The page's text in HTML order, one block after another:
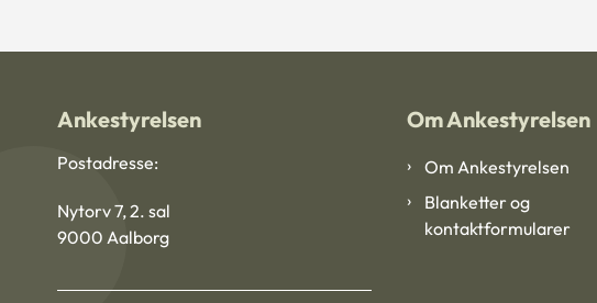
Ankestyrelsen
Postadresse:
Nytorv 7, 2. sal
9000 Aalborg
Om Ankestyrelsen
Om Ankestyrelsen
Blanketter og
kontaktformularer